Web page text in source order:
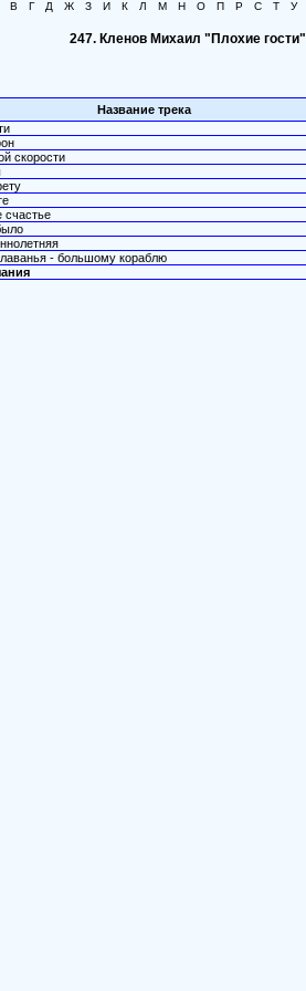
В Г Д Ж З И К Л М Н О П Р С Т У
247. Кленов Михаил "Плохие гости"
Название трека
скорости
счастье
- большому кораблю